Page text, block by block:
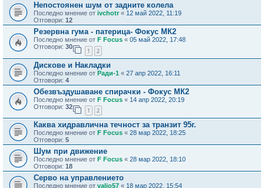
Непостоянен шум от задните колела
Последно мнение от ivchotr « 12 май 2022, 11:19
Отговори: 12
Резервна гума - патерица- Фокус МК2
Последно мнение от F Focus « 05 май 2022, 17:48
Отговори: 30
1 2
Дискове и Накладки
Последно мнение от Ради-1 « 27 апр 2022, 16:11
Отговори: 4
Обезвъздушаване спирачки - Фокус МК2
Последно мнение от F Focus « 14 апр 2022, 20:19
Отговори: 32
1 2
Каква хидравлична течност за транзит 95г.
Последно мнение от F Focus « 28 мар 2022, 18:25
Отговори: 5
Шум при движение
Последно мнение от F Focus « 28 мар 2022, 18:10
Отговори: 18
Серво на управлението
Последно мнение от valio57 « 18 мар 2022, 15:54